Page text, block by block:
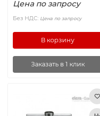
Вакуумные компоненты
Цена по запросу
Без НДС: Цена по запросу
В корзину
Заказать в 1 клик